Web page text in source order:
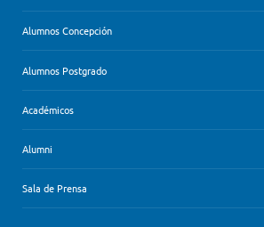
Alumnos Concepción
Alumnos Postgrado
Académicos
Alumni
Sala de Prensa